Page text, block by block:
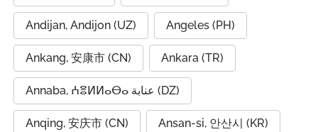
Andijan, Andijon (UZ) Angeles (PH)
Ankang, 安康市 (CN) Ankara (TR)
Annaba, ⵄⴻⵍⵍⴰⴱⴰ عنابة (DZ)
Anqing, 安庆市 (CN) Ansan-si, 안산시 (KR)